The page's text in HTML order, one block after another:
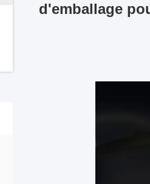
d'emballage